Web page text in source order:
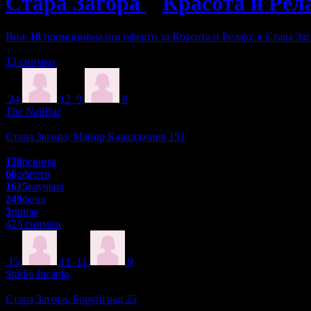
Виж 18 промоционални оферти за Красота и Релакс в Стара
13 снимки
24 12 9
8
The NailBar
Стара Загора, Майор Кавалджиев 151
138ревюта
66оферти
1615ваучера
249фена
3приза
423 снимки
15 11 11
9
Studio Incanto
Стара Загора, Боруйград 25